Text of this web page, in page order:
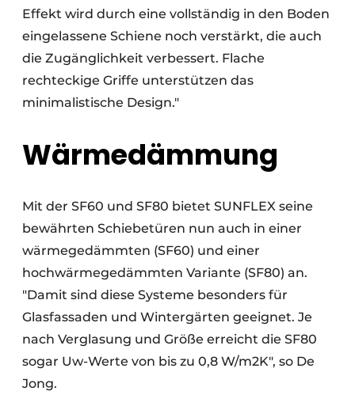
Effekt wird durch eine vollständig in den Boden
eingelassene Schiene noch verstärkt, die auch
die Zugänglichkeit verbessert. Flache
rechteckige Griffe unterstützen das
minimalistische Design."
Wärmedämmung
Mit der SF60 und SF80 bietet SUNFLEX seine
bewährten Schiebetüren nun auch in einer
wärmegedämmten (SF60) und einer
hochwärmegedämmten Variante (SF80) an.
"Damit sind diese Systeme besonders für
Glasfassaden und Wintergärten geeignet. Je
nach Verglasung und Größe erreicht die SF80
sogar Uw-Werte von bis zu 0,8 W/m2K", so De
Jong.